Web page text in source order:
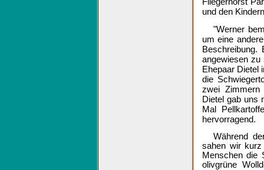
und den
"Werner
um eine
Beschreibung.
angewiesen
Ehepaar Dietel
die
zwei Zimmern
Dietel gab uns
Mal
hervorragend.
Während
sahen wir kurz
Menschen die
olivgrüne